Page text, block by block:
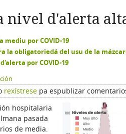
nivel d'alerta
por COVID-19
la obligatoriedá del usu de la
por COVID-19
rexístrese pa espublizar
hospitalaria
pasada
de media.